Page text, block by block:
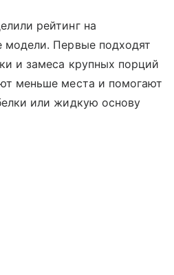
рейтинг на
модели. Первые подходят
и замеса крупных порций
меньше места и помогают
или жидкую основу